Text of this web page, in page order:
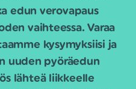
edun verovapaus
vaihteessa. Varaa
kysymyksiisi ja
uuden pyöräedun
lähteä liikkeelle